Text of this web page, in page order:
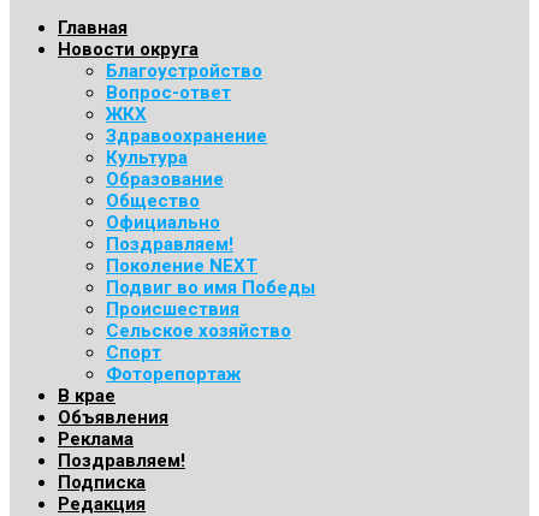
Главная
Новости округа
Благоустройство
Вопрос-ответ
ЖКХ
Здравоохранение
Культура
Образование
Общество
Официально
Поздравляем!
Поколение NEXT
Подвиг во имя Победы
Происшествия
Сельское хозяйство
Спорт
Фоторепортаж
В крае
Объявления
Реклама
Поздравляем!
Подписка
Редакция